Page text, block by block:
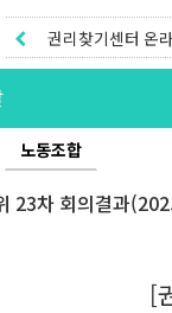
권리찾기센터 온
노동조합
23차 회의결과
[